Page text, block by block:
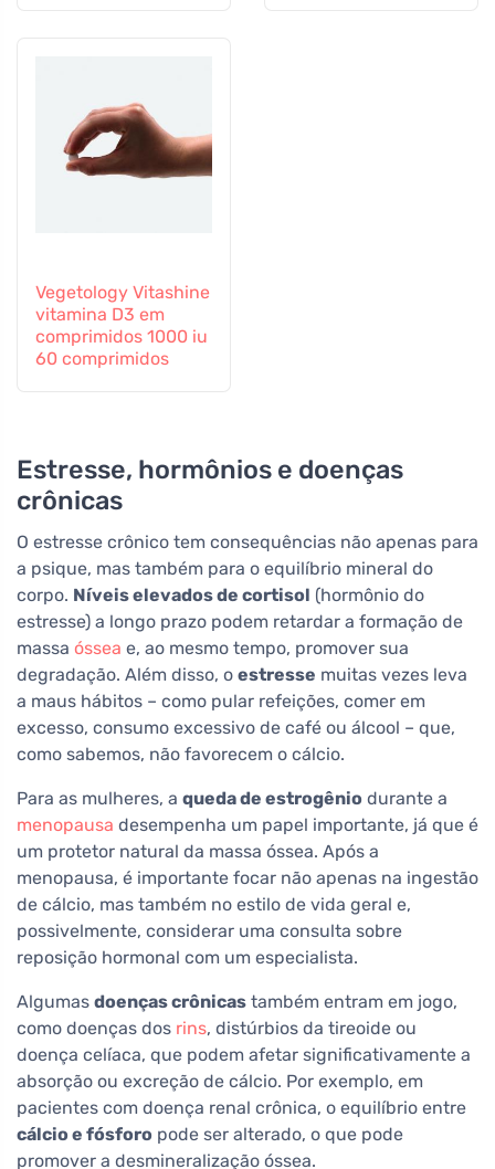
Vegetology Vitashine
vitamina D3 em
comprimidos 1000 iu
60 comprimidos
Estresse, hormônios e doenças
crônicas
O estresse crônico tem consequências não apenas para
a psique, mas também para o equilíbrio mineral do
corpo. Níveis elevados de cortisol (hormônio do
estresse) a longo prazo podem retardar a formação de
massa óssea e, ao mesmo tempo, promover sua
degradação. Além disso, o estresse muitas vezes leva
a maus hábitos – como pular refeições, comer em
excesso, consumo excessivo de café ou álcool – que,
como sabemos, não favorecem o cálcio.
Para as mulheres, a queda de estrogênio durante a
menopausa desempenha um papel importante, já que é
um protetor natural da massa óssea. Após a
menopausa, é importante focar não apenas na ingestão
de cálcio, mas também no estilo de vida geral e,
possivelmente, considerar uma consulta sobre
reposição hormonal com um especialista.
Algumas doenças crônicas também entram em jogo,
como doenças dos rins, distúrbios da tireoide ou
doença celíaca, que podem afetar significativamente a
absorção ou excreção de cálcio. Por exemplo, em
pacientes com doença renal crônica, o equilíbrio entre
cálcio e fósforo pode ser alterado, o que pode
promover a desmineralização óssea.